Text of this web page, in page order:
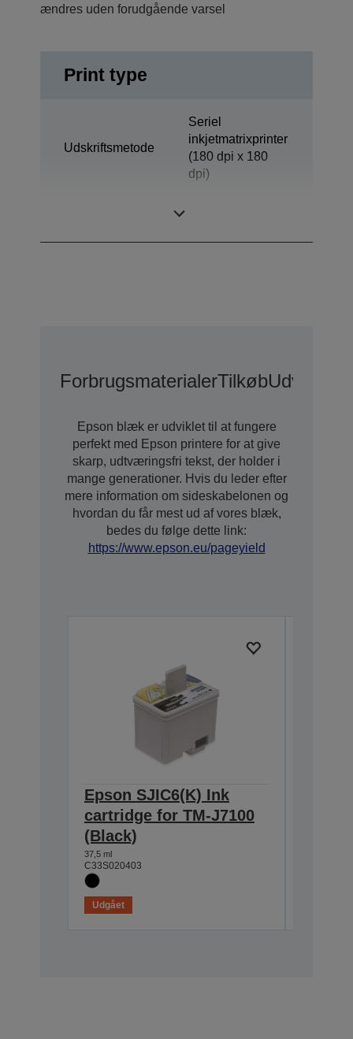
ændres uden forudgående varsel
Print type
Udskriftsmetode
Seriel
inkjetmatrixprinter
(180 dpi x 180
dpi)
ForbrugsmaterialerTilkøb
Epson blæk er udviklet til at fungere
perfekt med Epson printere for at give
skarp, udtværingsfri tekst, der holder i
mange generationer. Hvis du leder efter
mere information om sideskabelonen og
hvordan du får mest ud af vores blæk,
bedes du følge dette link:
https://www.epson.eu/pageyield
Epson SJIC6(K) Ink
cartridge for TM-J7100
(Black)
37,5 ml
C33S020403
Udgået